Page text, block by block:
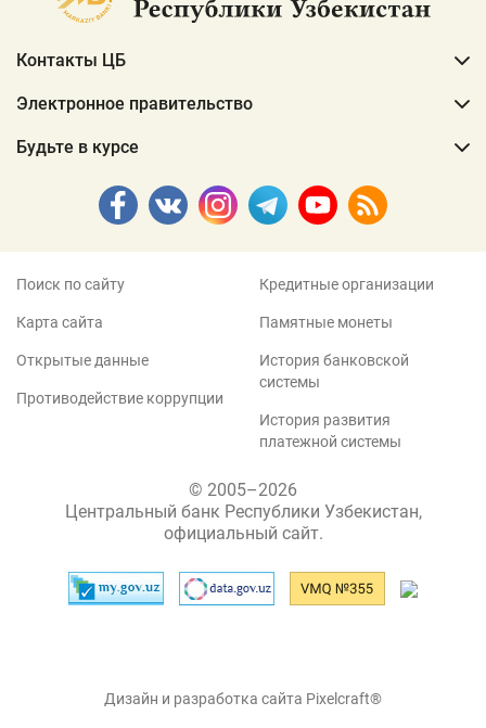
Контакты ЦБ
Электронное правительство
Будьте в курсе
Поиск по сайту
Карта сайта
Открытые данные
Противодействие коррупции
Кредитные организации
Памятные монеты
История банковской
системы
История развития
платежной системы
© 2005–2026
Центральный банк Республики Узбекистан,
официальный сайт.
Дизайн и разработка сайта Pixelcraft®